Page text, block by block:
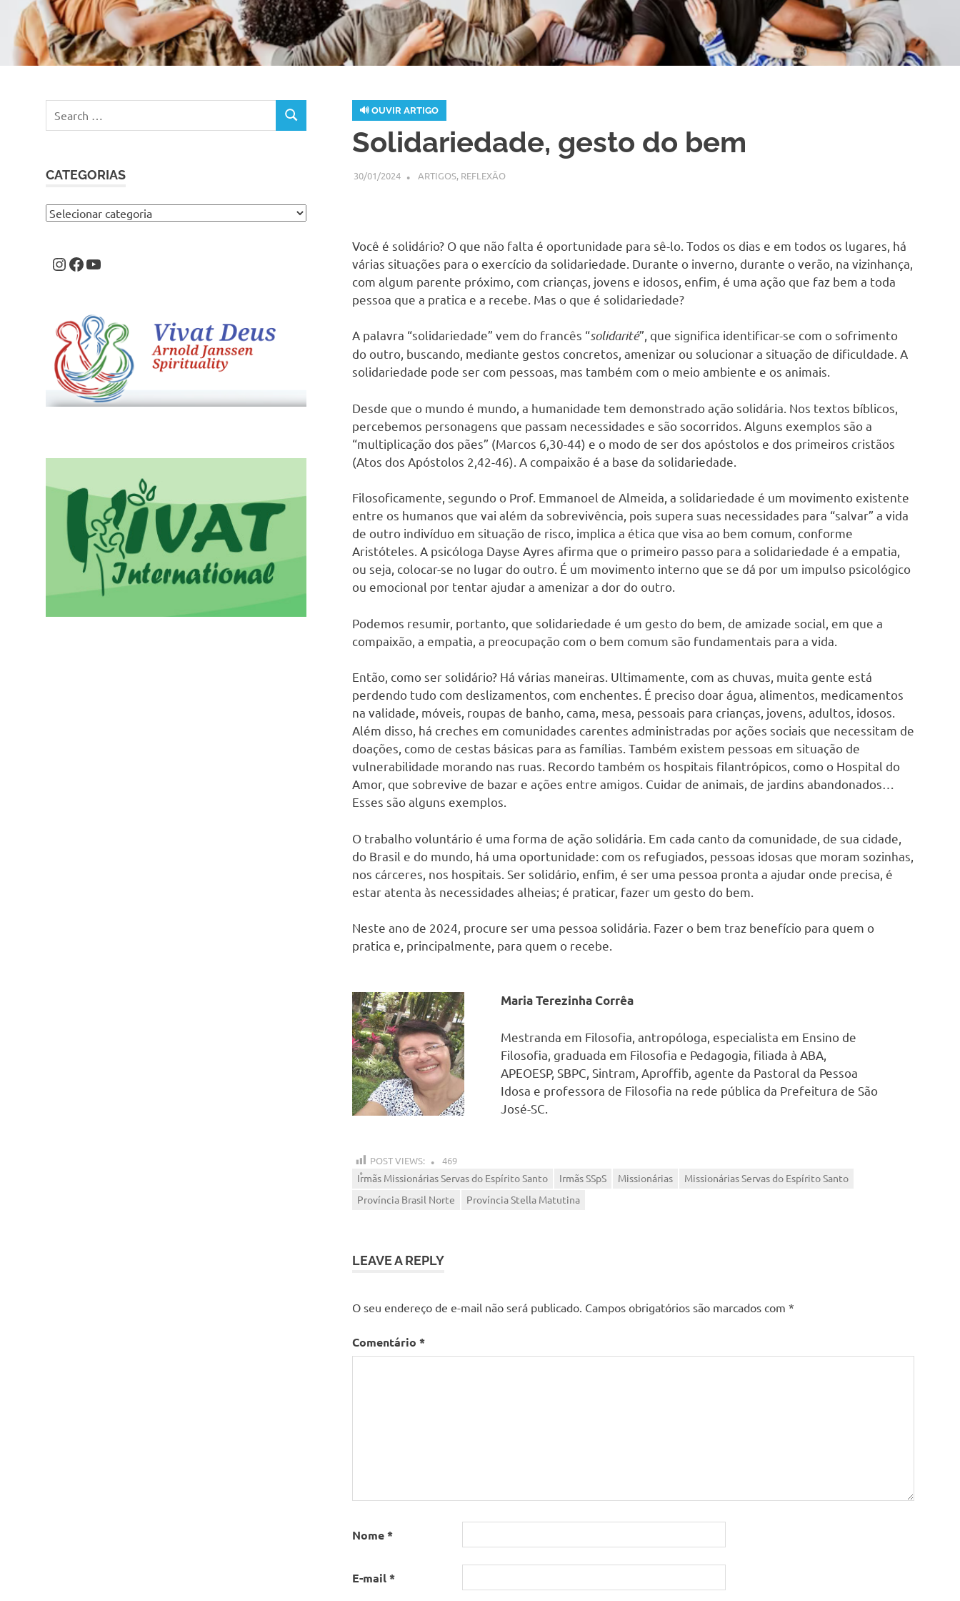
🔊 OUVIR ARTIGO
Solidariedade, gesto do bem
30/01/2024 SSPS BRASIL
ARTIGOS, REFLEXÃO
Você é solidário? O que não falta é oportunidade para sê-lo. Todos os dias e em todos os lugares, há
várias situações para o exercício da solidariedade. Durante o inverno, durante o verão, na vizinhança,
com algum parente próximo, com crianças, jovens e idosos, enfim, é uma ação que faz bem a toda
pessoa que a pratica e a recebe. Mas o que é solidariedade?
A palavra “solidariedade” vem do francês “solidarité”, que significa identificar-se com o sofrimento
do outro, buscando, mediante gestos concretos, amenizar ou solucionar a situação de dificuldade. A
solidariedade pode ser com pessoas, mas também com o meio ambiente e os animais.
Desde que o mundo é mundo, a humanidade tem demonstrado ação solidária. Nos textos bíblicos,
percebemos personagens que passam necessidades e são socorridos. Alguns exemplos são a
“multiplicação dos pães” (Marcos 6,30-44) e o modo de ser dos apóstolos e dos primeiros cristãos
(Atos dos Apóstolos 2,42-46). A compaixão é a base da solidariedade.
Filosoficamente, segundo o Prof. Emmanoel de Almeida, a solidariedade é um movimento existente
entre os humanos que vai além da sobrevivência, pois supera suas necessidades para “salvar” a vida
de outro indivíduo em situação de risco, implica a ética que visa ao bem comum, conforme
Aristóteles. A psicóloga Dayse Ayres afirma que o primeiro passo para a solidariedade é a empatia,
ou seja, colocar-se no lugar do outro. É um movimento interno que se dá por um impulso psicológico
ou emocional por tentar ajudar a amenizar a dor do outro.
Podemos resumir, portanto, que solidariedade é um gesto do bem, de amizade social, em que a
compaixão, a empatia, a preocupação com o bem comum são fundamentais para a vida.
Então, como ser solidário? Há várias maneiras. Ultimamente, com as chuvas, muita gente está
perdendo tudo com deslizamentos, com enchentes. É preciso doar água, alimentos, medicamentos
na validade, móveis, roupas de banho, cama, mesa, pessoais para crianças, jovens, adultos, idosos.
Além disso, há creches em comunidades carentes administradas por ações sociais que necessitam de
doações, como de cestas básicas para as famílias. Também existem pessoas em situação de
vulnerabilidade morando nas ruas. Recordo também os hospitais filantrópicos, como o Hospital do
Amor, que sobrevive de bazar e ações entre amigos. Cuidar de animais, de jardins abandonados…
Esses são alguns exemplos.
O trabalho voluntário é uma forma de ação solidária. Em cada canto da comunidade, de sua cidade,
do Brasil e do mundo, há uma oportunidade: com os refugiados, pessoas idosas que moram sozinhas,
nos cárceres, nos hospitais. Ser solidário, enfim, é ser uma pessoa pronta a ajudar onde precisa, é
estar atenta às necessidades alheias; é praticar, fazer um gesto do bem.
Neste ano de 2024, procure ser uma pessoa solidária. Fazer o bem traz benefício para quem o
pratica e, principalmente, para quem o recebe.
Maria Terezinha Corrêa
Mestranda em Filosofia, antropóloga, especialista em Ensino de
Filosofia, graduada em Filosofia e Pedagogia, filiada à ABA,
APEOESP, SBPC, Sintram, Aproffib, agente da Pastoral da Pessoa
Idosa e professora de Filosofia na rede pública da Prefeitura de São
José-SC.
POST VIEWS: 469
Irmãs Missionárias Servas do Espírito Santo Irmãs SSpS Missionárias
Missionárias Servas do Espírito Santo
Província Brasil Norte
Província Stella Matutina
LEAVE A REPLY
O seu endereço de e-mail não será publicado. Campos obrigatórios são marcados com *
Comentário *
Nome*
E-mail*
for:
SEARCH
CATEGORIAS
Categorias
Instagram
Facebook
Youtube